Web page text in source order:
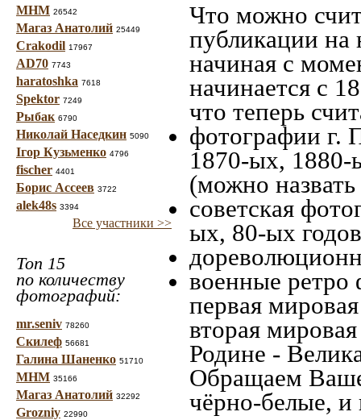
МНМ 26542
Магаз Анатолий 25449
Crakodil 17967
AD70 7743
haratoshka 7618
Spektor 7249
Рыбак 6790
Николай Наседкин 5090
Ігор Кузьменко 4796
fischer 4401
Борис Ассеев 3722
alek48s 3394
Все участники >>
Топ 15
по количеству
фотографий:
mr.seniv 78260
Скилеф 56681
Галина Шаненко 51710
МНМ 35166
Магаз Анатолий 32292
Grozniy 22990
Что можно
публикации
начиная c
начинается с
что теперь
фотографии г.
1870-ых, 1880-
(можно
советская
ых, 80-ых
военные ретро
первая
вторая
Родине -
Обращаем
чёрно-белые, и